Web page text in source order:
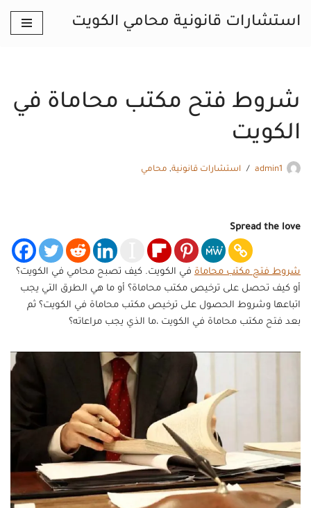
استشارات قانونية محامي الكويت
شروط فتح مكتب محاماة في
الكويت
admin1 استشارات قانونية, محامي
Spread the love
شروط فتح مكتب محاماة في الكويت. كيف تصبح محامي في الكويت؟
أو كيف تحصل على ترخيص مكتب محاماة؟ أو ما هي الطرق التي يجب
اتباعها وشروط الحصول على ترخيص مكتب محاماة في الكويت؟ ثم
بعد فتح مكتب محاماة في الكويت ،ما الذي يجب مراعاته؟